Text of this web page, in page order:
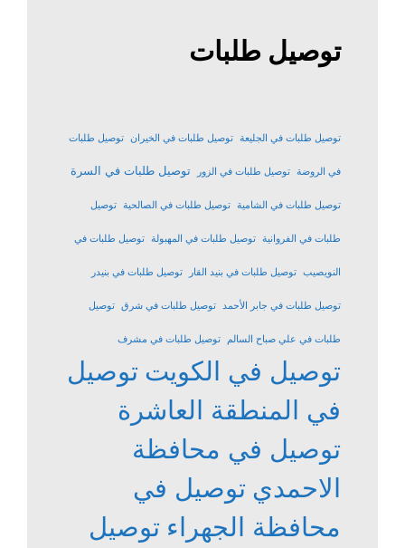
توصيل طلبات
توصيل طلبات في الجليعة توصيل طلبات في الخيران توصيل طلبات
في الروضة توصيل طلبات في الزور توصيل طلبات في السرة
توصيل طلبات في الشامية توصيل طلبات في الصالحية توصيل
طلبات في الفروانية توصيل طلبات في المهبولة توصيل طلبات في
النويصيب توصيل طلبات في بنيد القار توصيل طلبات في بنيدر
توصيل طلبات في جابر الأحمد توصيل طلبات في شرق توصيل
طلبات في علي صباح السالم توصيل طلبات في مشرف
توصيل في الكويت توصيل
في المنطقة العاشرة
توصيل في محافظة
الاحمدي توصيل في
محافظة الجهراء توصيل